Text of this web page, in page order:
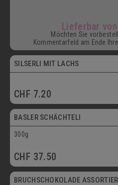
Lieferbar
Möchten Sie
Kommentarfeld am Ende
SILSERLI MIT LACHS
CHF 7.20
Postversand
BASLER SCHÄCHTELI
300g
CHF 37.50
Postversand
BRUCHSCHOKOLADE